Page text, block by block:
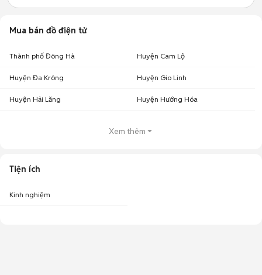
Mua bán đồ điện tử
Thành phố Đông Hà Huyện Cam Lộ
Huyện Đa Krông Huyện Gio Linh
Huyện Hải Lăng Huyện Hướng Hóa
Xem thêm
Tiện ích
Kinh nghiệm